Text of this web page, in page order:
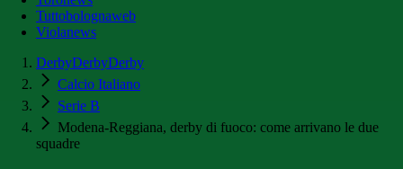
Tuttobolognaweb
Violanews
DerbyDerbyDerby
Calcio Italiano
Serie B
Modena-Reggiana, derby di fuoco: come arrivano le due
squadre